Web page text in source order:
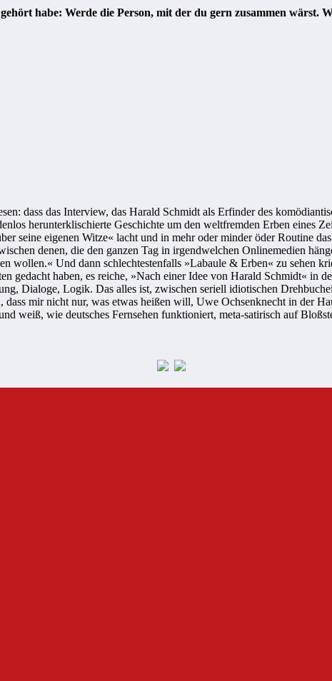
habe: Werde die Person, mit der du gern zusammen wärst.
dass das Interview, das Harald Schmidt als Erfinder des
herunterklischierte Geschichte um den weltfremden Erben eines
seine eigenen Witze« lacht und in mehr oder minder öder Routine
denen, die den ganzen Tag in irgendwelchen Onlinemedien
wollen.« Und dann schlechtestenfalls »Labaule & Erben« zu sehen
gedacht haben, es reiche, »Nach einer Idee von Harald Schmidt« in
Dialoge, Logik. Das alles ist, zwischen seriell idiotischen
mir nicht nur, was etwas heißen will, Uwe Ochsenknecht in der
weiß, wie deutsches Fernsehen funktioniert, meta-satirisch auf